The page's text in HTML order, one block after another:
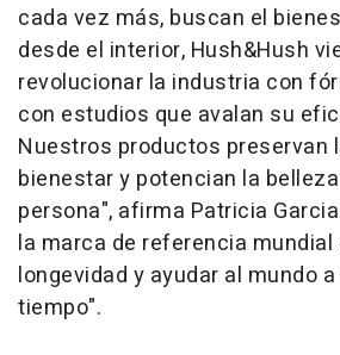
cada vez más, buscan el
desde el interior, Hush&Hush
revolucionar la industria con
con estudios que avalan su
Nuestros productos preservan
bienestar y potencian la
persona", afirma Patricia
la marca de referencia mundial
longevidad y ayudar al mundo
tiempo".